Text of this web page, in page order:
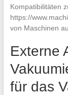
Kompatibilitäten
https://
von Maschinen
Externe
für das